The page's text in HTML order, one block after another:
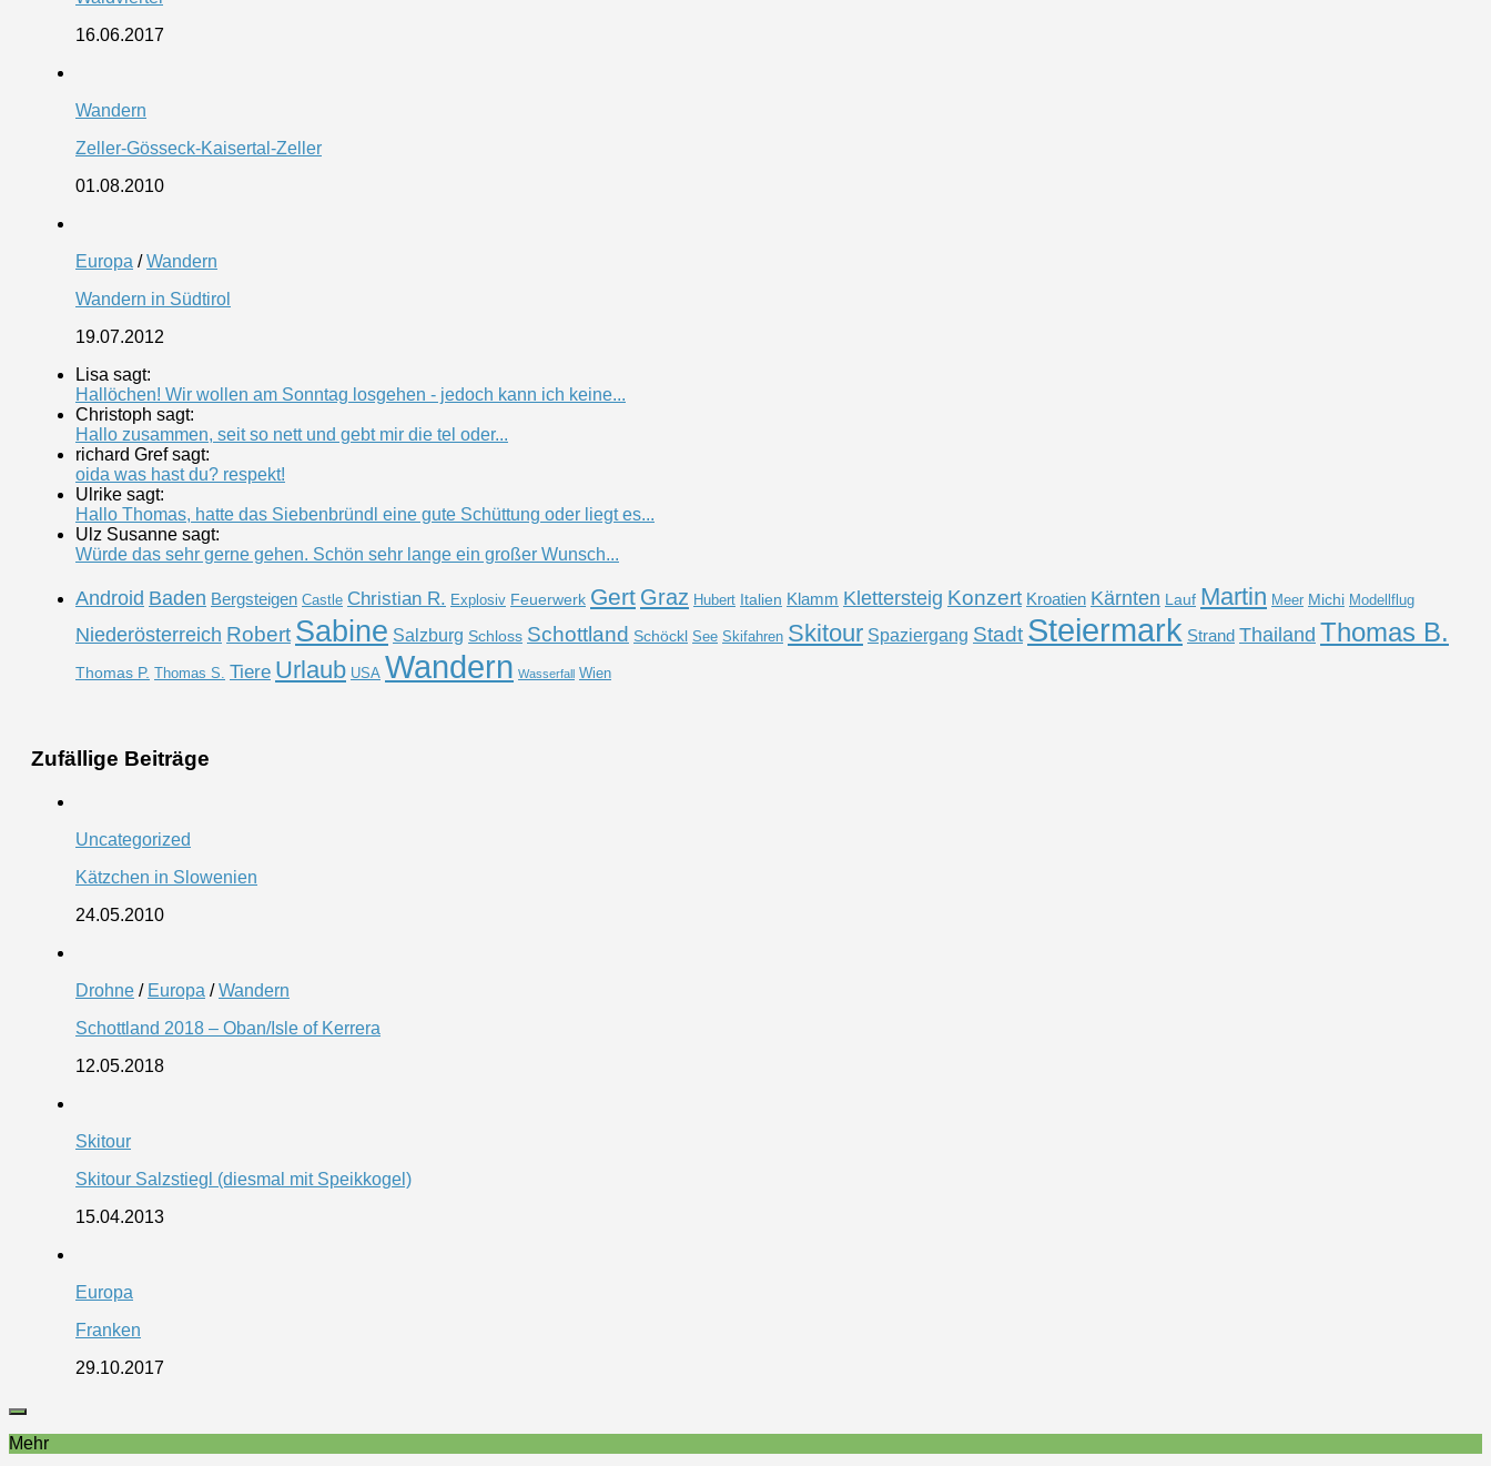
16.06.2017
Wandern
Zeller-Gösseck-Kaisertal-Zeller
01.08.2010
Europa /Wandern
Wandern in Südtirol
19.07.2012
Lisa sagt:
Hallöchen! Wir wollen am Sonntag losgehen - jedoch kann ich keine...
Christoph sagt:
Hallo zusammen, seit so nett und gebt mir die tel oder...
richard Gref sagt:
oida was hast du? respekt!
Ulrike sagt:
Hallo Thomas, hatte das Siebenbründl eine gute Schüttung oder liegt es...
Ulz Susanne sagt:
Würde das sehr gerne gehen. Schön sehr lange ein großer Wunsch...
Android Baden Bergsteigen Castle Christian R. Explosiv Feuerwerk Gert Graz Hubert Italien Klamm Klettersteig Konzert Kroatien Kärnten Lauf Martin Meer Michi Modellflug
Niederösterreich Robert Sabine Salzburg Schloss Schottland Schöckl See Skifahren Skitour Spaziergang Stadt Steiermark Strand Thailand Thomas B.
Thomas P. Thomas S. Tiere Urlaub USA Wandern Wasserfall Wien
Zufällige Beiträge
Uncategorized
Kätzchen in Slowenien
24.05.2010
Drohne / Europa /Wandern
Schottland 2018 – Oban/Isle of Kerrera
12.05.2018
Skitour
Skitour Salzstiegl (diesmal mit Speikkogel)
15.04.2013
Europa
Franken
29.10.2017
Mehr